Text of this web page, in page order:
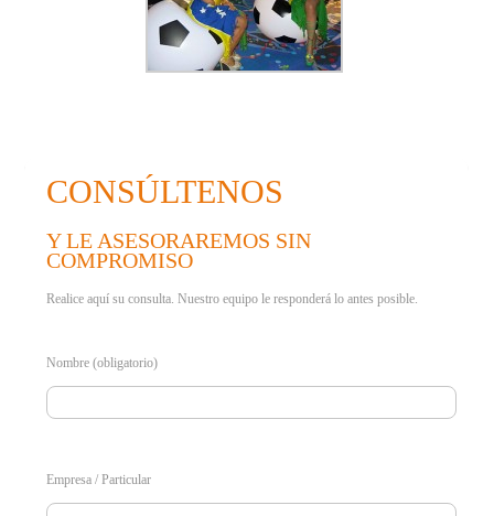
CONSÚLTENOS
Y LE ASESORAREMOS SIN
COMPROMISO
Realice aquí su consulta. Nuestro equipo le responderá lo antes posible.
Nombre (obligatorio)
Empresa / Particular